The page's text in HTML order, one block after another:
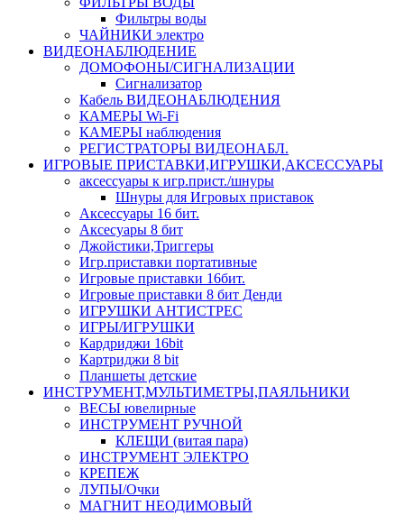
Фильтры воды
ЧАЙНИКИ электро
ВИДЕОНАБЛЮДЕНИЕ
ДОМОФОНЫ/СИГНАЛИЗАЦИИ
Сигнализатор
Кабель ВИДЕОНАБЛЮДЕНИЯ
КАМЕРЫ Wi-Fi
КАМЕРЫ наблюдения
РЕГИСТРАТОРЫ ВИДЕОНАБЛ.
ИГРОВЫЕ ПРИСТАВКИ,ИГРУШКИ,АКСЕССУАРЫ
аксесcуары к игр.прист./шнуры
Шнуры для Игровых приставок
Аксессуары 16 бит.
Аксесуары 8 бит
Джойстики,Триггеры
Игр.приставки портативные
Игровые приставки 16бит.
Игровые приставки 8 бит Денди
ИГРУШКИ АНТИСТРЕС
ИГРЫ/ИГРУШКИ
Кардриджи 16bit
Картриджи 8 bit
Планшеты детские
ИНСТРУМЕНТ,МУЛЬТИМЕТРЫ,ПАЯЛЬНИКИ
ВЕСЫ ювелирные
ИНСТРУМЕНТ РУЧНОЙ
КЛЕЩИ (витая пара)
ИНСТРУМЕНТ ЭЛЕКТРО
КРЕПЕЖ
ЛУПЫ/Очки
МАГНИТ НЕОДИМОВЫЙ